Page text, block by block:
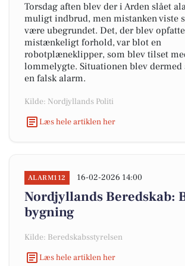
Torsdag aften blev der i Arden slået
muligt indbrud, men mistanken viste
være ubegrundet. Det, der blev
mistænkeligt forhold, var blot en
robotplæneklipper, som blev tilset
lommelygte. Situationen blev dermed
en falsk alarm.
Kilde: Nordjyllands Politi
Læs hele artiklen her
ALARM112 16-02-2026 14:00
Nordjyllands Beredskab:
bygning
Kilde: Beredskabsstyrelsen
Læs hele artiklen her